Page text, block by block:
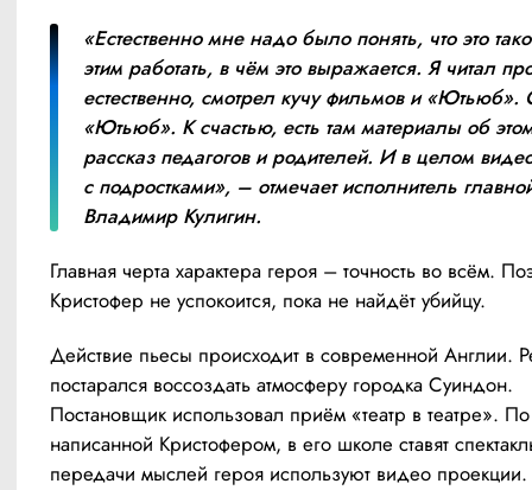
«Естественно мне надо было понять, что это
этим работать, в чём это выражается. Я читал
естественно, смотрел кучу фильмов и «Ютьюб».
«Ютьюб». К счастью, есть там материалы об
рассказ педагогов и родителей. И в целом
с подростками», – отмечает исполнитель
Владимир Кулигин.
Главная черта характера героя – точность во всём.
Кристофер не успокоится, пока не найдёт убийцу.
Действие пьесы происходит в современной Англии.
постарался воссоздать атмосферу городка Суиндон.
Постановщик использовал приём «театр в театре».
написанной Кристофером, в его школе ставят
передачи мыслей героя используют видео проекции.